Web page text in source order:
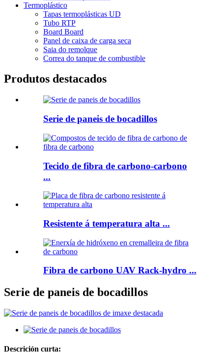
Termoplástico
Tapas termoplásticas UD
Tubo RTP
Board Board
Panel de caixa de carga seca
Saia do remolque
Correa do tanque de combustible
Produtos destacados
Serie de paneis de bocadillos
Tecido de fibra de carbono-carbono
...
Resistente á temperatura alta ...
Fibra de carbono UAV Rack-hydro ...
Serie de paneis de bocadillos
Descrición curta: